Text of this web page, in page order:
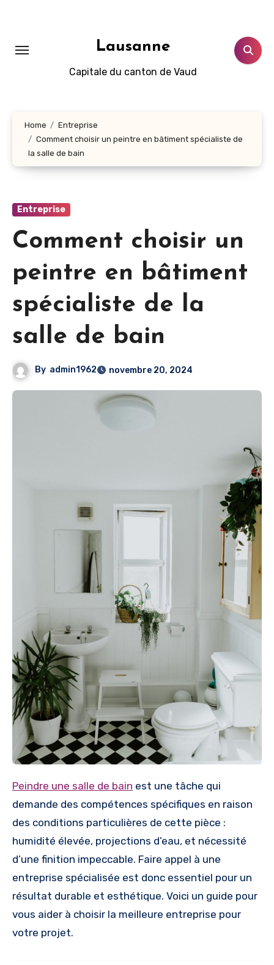
Lausanne
Capitale du canton de Vaud
Home
Entreprise
Comment choisir un peintre en bâtiment spécialiste de
la salle de bain
Entreprise
Comment choisir un
peintre en bâtiment
spécialiste de la
salle de bain
By admin1962 novembre 20, 2024
Peindre une salle de bain est une tâche qui
demande des compétences spécifiques en raison
des conditions particulières de cette pièce :
humidité élevée, projections d’eau, et nécessité
d’une finition impeccable. Faire appel à une
entreprise spécialisée est donc essentiel pour un
résultat durable et esthétique. Voici un guide pour
vous aider à choisir la meilleure entreprise pour
votre projet.